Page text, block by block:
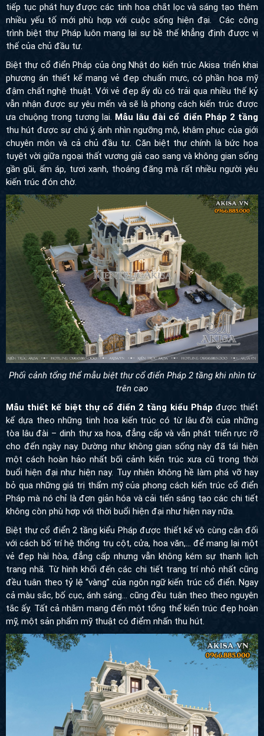
tiếp tục phát huy được các tinh hoa chắt lọc và sáng tạo thêm
nhiều yếu tố mới phù hợp với cuộc sống hiện đại. Các công
trình biệt thự Pháp luôn mang lại sự bề thế khẳng định được vị
thế của chủ đầu tư.
Biệt thự cổ điển Pháp của ông Nhật do kiến trúc Akisa triển khai
phương án thiết kế mang vẻ đẹp chuẩn mực, có phần hoa mỹ
đậm chất nghệ thuật. Với vẻ đẹp ấy dù có trải qua nhiều thế kỷ
vẫn nhận được sự yêu mến và sẽ là phong cách kiến trúc được
ưa chuộng trong tương lai. Mẫu lâu đài cổ điển Pháp 2 tầng
thu hút được sự chú ý, ánh nhìn ngưỡng mộ, khâm phục của giới
chuyên môn và cả chủ đầu tư. Căn biệt thự chính là bức họa
tuyệt vời giữa ngoại thất vương giả cao sang và không gian sống
gần gũi, ấm áp, tươi xanh, thoáng đãng mà rất nhiều người yêu
kiến trúc đón chờ.
Phối cảnh tổng thể mẫu biệt thự cổ điển Pháp 2 tầng khi nhìn từ
trên cao
Mẫu thiết kế biệt thự cổ điển 2 tầng kiểu Pháp được thiết
kế dựa theo những tinh hoa kiến trúc có từ lâu đời của những
tòa lâu đài – dinh thự xa hoa, đẳng cấp và vẫn phát triển rực rỡ
cho đến ngày nay. Dường như không gian sống này đã tái hiện
một cách hoàn hảo nhất bối cảnh kiến trúc xưa cũ trong thời
buổi hiện đại như hiện nay. Tuy nhiên không hề làm phá vỡ hay
bỏ qua những giá trị thẩm mỹ của phong cách kiến trúc cổ điển
Pháp mà nó chỉ là đơn giản hóa và cải tiến sáng tạo các chi tiết
không còn phù hợp với thời buổi hiện đại như hiện nay nữa.
Biệt thự cổ điển 2 tầng kiểu Pháp được thiết kế vô cùng cân đối
với cách bố trí hệ thống trụ cột, cửa, hoa văn,… để mang lại một
vẻ đẹp hài hòa, đẳng cấp nhưng vẫn không kém sự thanh lịch
trang nhã. Từ hình khối đến các chi tiết trang trí nhỏ nhất cũng
đều tuân theo tỷ lệ “vàng” của ngôn ngữ kiến trúc cổ điển. Ngay
cả màu sắc, bố cục, ánh sáng… cũng đều tuân theo theo nguyên
tắc ấy. Tất cả nhằm mang đến một tổng thể kiến trúc đẹp hoàn
mỹ, một sản phẩm mỹ thuật có điểm nhấn thu hút.